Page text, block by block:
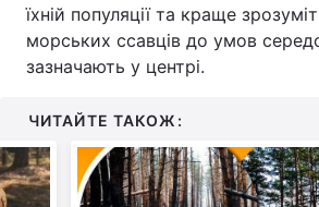
їхній популяції та краще
морських ссавців до умов
зазначають у центрі.
ЧИТАЙТЕ ТАКОЖ: